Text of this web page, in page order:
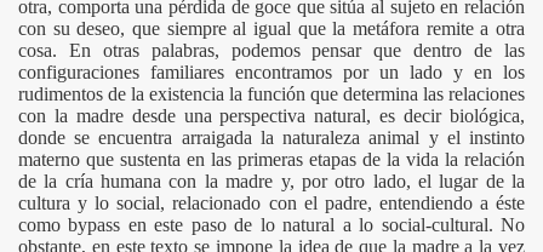
otra, comporta una pérdida de goce que sitúa al sujeto en relación
con su deseo, que siempre al igual que la metáfora remite a otra
cosa. En otras palabras, podemos pensar que dentro de las
configuraciones familiares encontramos por un lado y en los
rudimentos de la existencia la función que determina las relaciones
con la madre desde una perspectiva natural, es decir biológica,
donde se encuentra arraigada la naturaleza animal y el instinto
materno que sustenta en las primeras etapas de la vida la relación
de la cría humana con la madre y, por otro lado, el lugar de la
cultura y lo social, relacionado con el padre, entendiendo a éste
como bypass en este paso de lo natural a lo social-cultural. No
obstante, en este texto se impone la idea de que la madre a la vez